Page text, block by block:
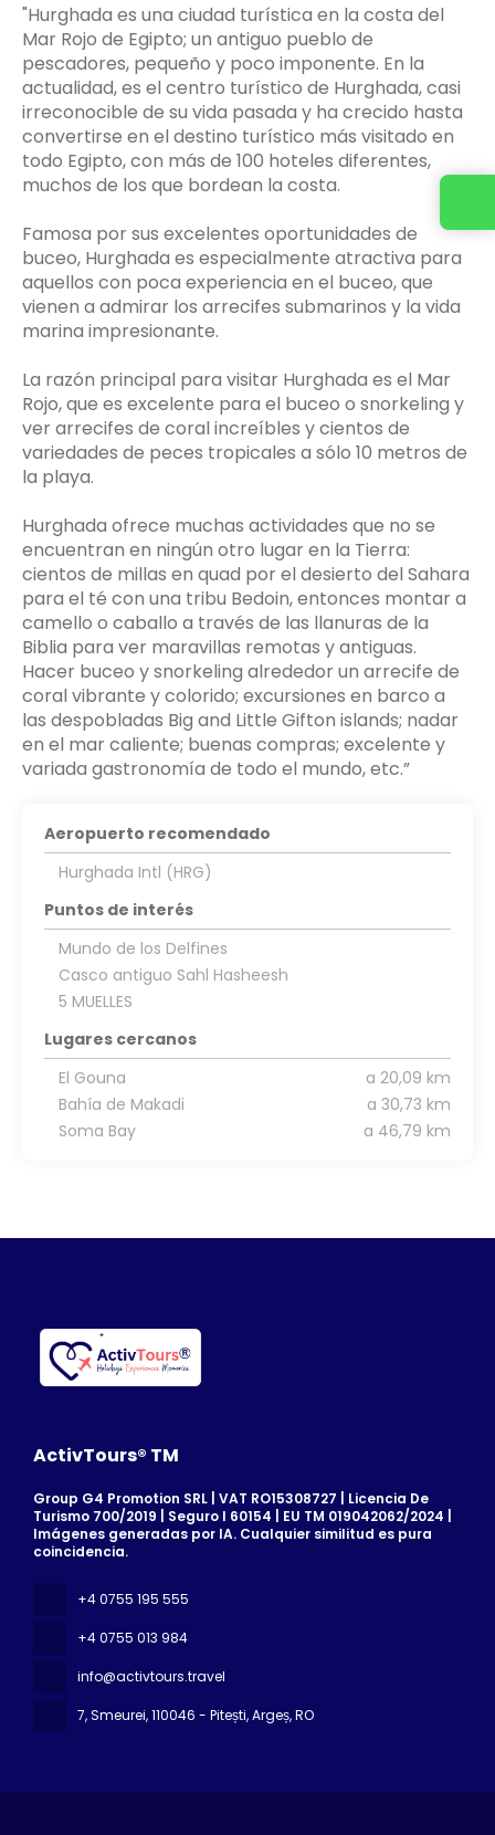
"Hurghada es una ciudad turística en la costa del
Mar Rojo de Egipto; un antiguo pueblo de
pescadores, pequeño y poco imponente. En la
actualidad, es el centro turístico de Hurghada, casi
irreconocible de su vida pasada y ha crecido hasta
convertirse en el destino turístico más visitado en
todo Egipto, con más de 100 hoteles diferentes,
muchos de los que bordean la costa.
Famosa por sus excelentes oportunidades de
buceo, Hurghada es especialmente atractiva para
aquellos con poca experiencia en el buceo, que
vienen a admirar los arrecifes submarinos y la vida
marina impresionante.
La razón principal para visitar Hurghada es el Mar
Rojo, que es excelente para el buceo o snorkeling y
ver arrecifes de coral increíbles y cientos de
variedades de peces tropicales a sólo 10 metros de
la playa.
Hurghada ofrece muchas actividades que no se
encuentran en ningún otro lugar en la Tierra:
cientos de millas en quad por el desierto del Sahara
para el té con una tribu Bedoin, entonces montar a
camello o caballo a través de las llanuras de la
Biblia para ver maravillas remotas y antiguas.
Hacer buceo y snorkeling alrededor un arrecife de
coral vibrante y colorido; excursiones en barco a
las despobladas Big and Little Gifton islands; nadar
en el mar caliente; buenas compras; excelente y
Aeropuerto recomendado
Hurghada Intl (HRG)
Puntos de interés
Mundo de los Delfines
Casco antiguo Sahl Hasheesh
5 MUELLES
Lugares cercanos
El Gouna
a 20,09 km
Bahía de Makadi
a 30,73 km
Soma Bay
a 46,79 km
ActivTours® TM
Group G4 Promotion SRL | VAT RO15308727 | Licencia De
Turismo 700/2019 | Seguro I 60154 | EU TM 019042062/2024 |
Imágenes generadas por IA. Cualquier similitud es pura
coincidencia.
+4 0755 195 555
+4 0755 013 984
info@activtours.travel
7, Smeurei, 110046 - Pitești, Argeș, RO